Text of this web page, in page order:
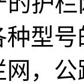
型
，